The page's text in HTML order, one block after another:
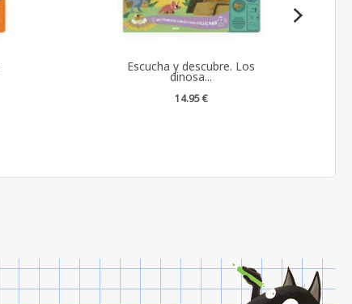
Escucha y descubre. Los
dinosa...
14.95 €